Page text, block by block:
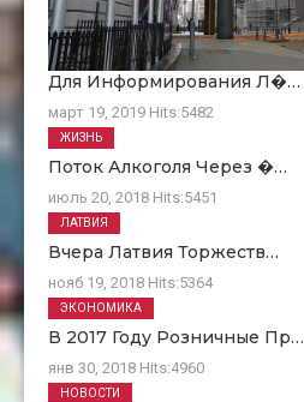
Для Информирования Л�…
март 19, 2019 Hits:5482
Поток Алкоголя Через �…
июль 20, 2018 Hits:5451
ЖИЗНЬ
Вчера Латвия Торжеств…
нояб 19, 2018 Hits:5364
ЛАТВИЯ
В 2017 Году Розничные Пр…
янв 30, 2018 Hits:4960
ЭКОНОМИКА
НОВОСТИ